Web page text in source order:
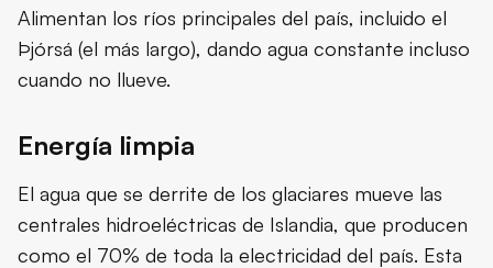
Alimentan los ríos principales del país, incluido el
Þjórsá (el más largo), dando agua constante incluso
cuando no llueve.
Energía limpia
El agua que se derrite de los glaciares mueve las
centrales hidroeléctricas de Islandia, que producen
como el 70% de toda la electricidad del país. Esta